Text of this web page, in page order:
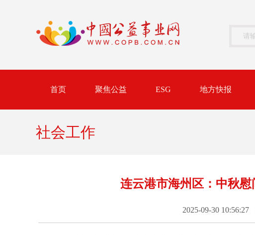
首页 聚焦公益 ESG 地方快报
社会工作
连云港市海州区：中秋
2025-09-30 10:56:27